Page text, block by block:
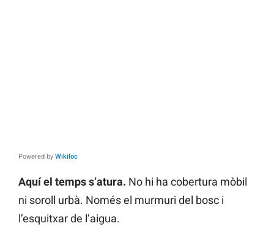
Powered by Wikiloc
Aquí el temps s’atura. No hi ha cobertura mòbil
ni soroll urbà. Només el murmuri del bosc i
l’esquitxar de l’aigua.